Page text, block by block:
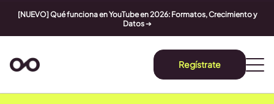
[NUEVO] Qué funciona en YouTube en 2026: Formatos, Crecimiento y
Datos➔
Regístrate